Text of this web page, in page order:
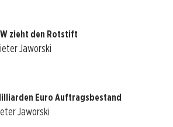
zieht den Rotstift
Jaworski
Euro Auftragsbestand
Jaworski